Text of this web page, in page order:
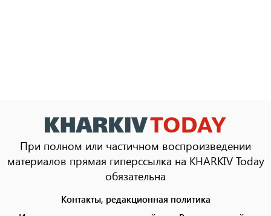
При полном или частичном воспроизведении
материалов прямая гиперссылка на KHARKIV Today
обязательна
Контакты, редакционная политика